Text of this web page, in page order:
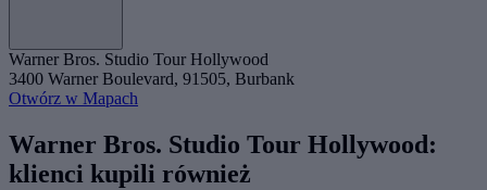
Warner Bros. Studio Tour Hollywood
3400 Warner Boulevard, 91505, Burbank
Otwórz w Mapach
Warner Bros. Studio Tour Hollywood:
klienci kupili również